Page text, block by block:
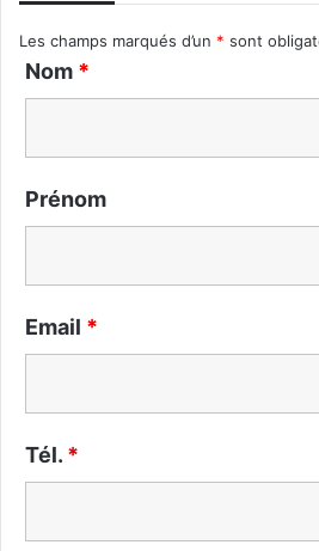
Les champs marqués d’un * sont
Nom *
Prénom
Email *
Tél. *